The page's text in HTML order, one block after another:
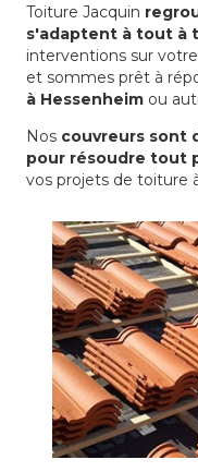
Toiture Jacquin
s'adaptent à tout à
interventions sur
et sommes prêt à
à Hessenheim ou
Nos couvreurs sont
pour résoudre tout
vos projets de toiture